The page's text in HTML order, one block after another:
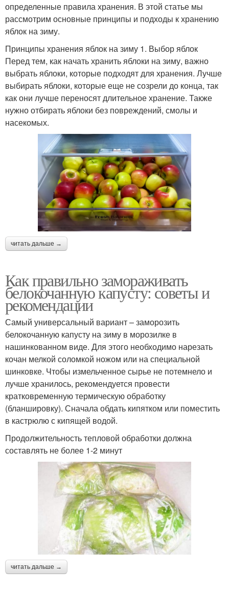
определенные правила хранения. В этой статье мы
рассмотрим основные принципы и подходы к хранению
яблок на зиму.
Принципы хранения яблок на зиму 1. Выбор яблок
Перед тем, как начать хранить яблоки на зиму, важно
выбрать яблоки, которые подходят для хранения. Лучше
выбирать яблоки, которые еще не созрели до конца, так
как они лучше переносят длительное хранение. Также
нужно отбирать яблоки без повреждений, смолы и
насекомых.
читать дальше →
Как правильно замораживать
белокочанную капусту: советы и
рекомендации
Самый универсальный вариант – заморозить
белокочанную капусту на зиму в морозилке в
нашинкованном виде. Для этого необходимо нарезать
кочан мелкой соломкой ножом или на специальной
шинковке. Чтобы измельченное сырье не потемнело и
лучше хранилось, рекомендуется провести
кратковременную термическую обработку
(бланшировку). Сначала обдать кипятком или поместить
в кастрюлю с кипящей водой.
Продолжительность тепловой обработки должна
составлять не более 1-2 минут
читать дальше →